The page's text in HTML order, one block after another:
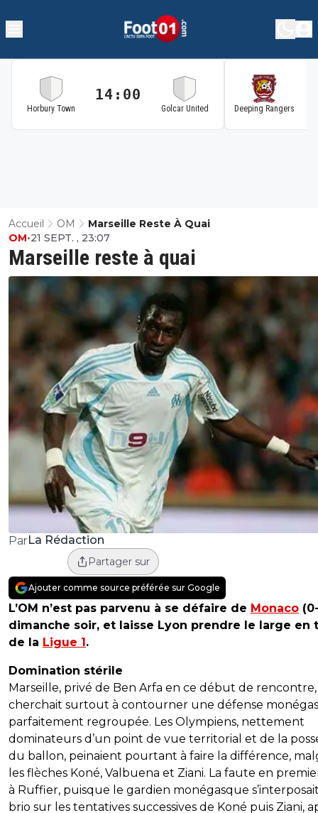
Horbury Town
14:00
Golcar United Deeping Rangers
Accueil OM Marseille Reste À Quai
Marseille reste à quai
OM•21 SEPT. , 23:07
Par La Rédaction
Partager sur
Ajouter comme source préférée sur Google
L’OM n’est pas parvenu à se défaire de Monaco
dimanche soir, et laisse Lyon prendre le large en
de la Ligue 1.
Domination stérile
Marseille, privé de Ben Arfa en ce début de rencontre,
cherchait surtout à contourner une défense
parfaitement regroupée. Les Olympiens, nettement
dominateurs d’un point de vue territorial et de la
du ballon, peinaient pourtant à faire la différence,
les flèches Koné, Valbuena et Ziani. La faute en
à Ruffier, puisque le gardien monégasque
brio sur les tentatives successives de Koné puis Ziani,